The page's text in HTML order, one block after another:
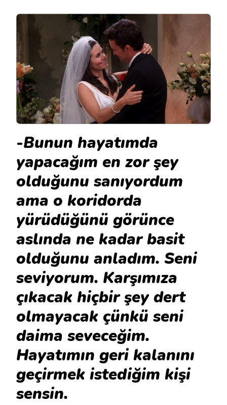
-Bunun hayatımda
yapacağım en zor şey
olduğunu sanıyordum
ama o koridorda
yürüdüğünü görünce
aslında ne kadar basit
olduğunu anladım. Seni
seviyorum. Karşımıza
çıkacak hiçbir şey dert
olmayacak çünkü seni
daima seveceğim.
Hayatımın geri kalanını
geçirmek istediğim kişi
sensin.